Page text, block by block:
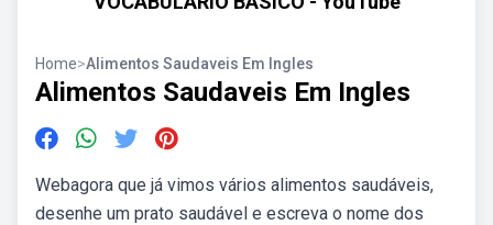
Home>Alimentos Saudaveis Em Ingles
Alimentos Saudaveis Em Ingles
Webagora que já vimos vários alimentos saudáveis,
desenhe um prato saudável e escreva o nome dos